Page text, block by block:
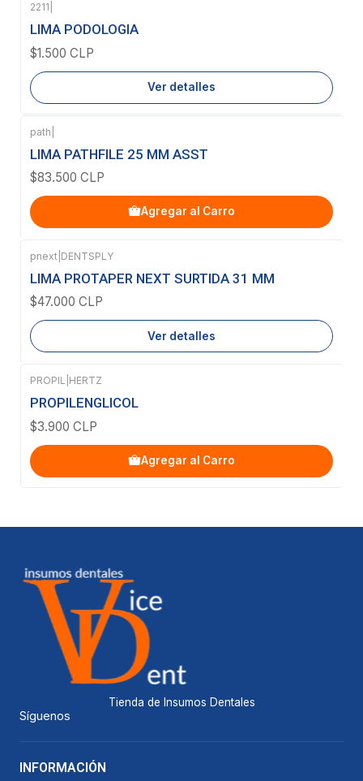
Agotado
2211
LIMA PODOLOGIA
$1.500 CLP
Ver detalles
path
LIMA PATHFILE 25 MM ASST
$83.500 CLP
Agregar al Carro
Agotado
pnext DENTSPLY
LIMA PROTAPER NEXT SURTIDA 31 MM
$47.000 CLP
Ver detalles
PROPIL HERTZ
PROPILENGLICOL
$3.900 CLP
Agregar al Carro
Tienda de Insumos Dentales
Síguenos
INFORMACIÓN